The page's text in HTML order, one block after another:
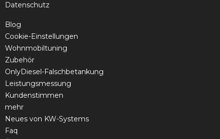
Datenschutz
Blog
Cookie-Einstellungen
Wohnmobiltuning
Zubehör
OnlyDiesel-Falschbetankung
Leistungsmessung
Kundenstimmen
mehr
Neues von KW-Systems
Faq